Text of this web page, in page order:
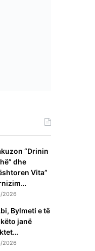
“Drinin
dhe
Vita”
2026
Bylmeti e të
janë
2026